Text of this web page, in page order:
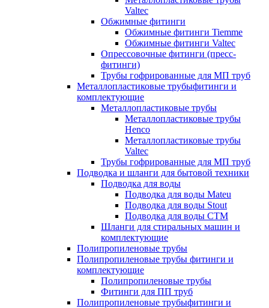
Valtec
Обжимные фитинги
Обжимные фитинги Tiemme
Обжимные фитинги Valtec
Опрессовочные фитинги (пресс-
фитинги)
Трубы гофрированные для МП труб
Металлопластиковые трубыфитинги и
комплектующие
Металлопластиковые трубы
Металлопластиковые трубы
Henco
Металлопластиковые трубы
Valtec
Трубы гофрированные для МП труб
Подводка и шланги для бытовой техники
Подводка для воды
Подводка для воды Mateu
Подводка для воды Stout
Подводка для воды СТМ
Шланги для стиральных машин и
комплектующие
Полипропиленовые трубы
Полипропиленовые трубы фитинги и
комплектующие
Полипропиленовые трубы
Фитинги для ПП труб
Полипропиленовые трубыфитинги и